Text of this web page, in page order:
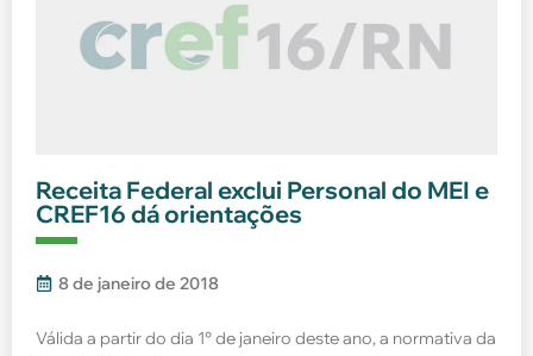
Receita Federal exclui Personal do MEI e
CREF16 dá orientações
8 de janeiro de 2018
Válida a partir do dia 1° de janeiro deste ano, a normativa da